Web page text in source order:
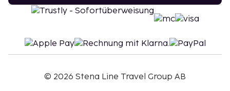
© 2026 Stena Line Travel Group AB